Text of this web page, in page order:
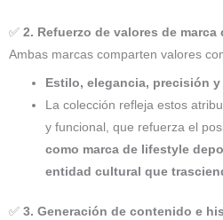
✅ 2. Refuerzo de valores de marca
Ambas marcas comparten valores
Estilo, elegancia, precisión
La colección refleja estos
y funcional, que refuerza el
como marca de lifestyle
entidad cultural que
✅ 3. Generación de contenido e